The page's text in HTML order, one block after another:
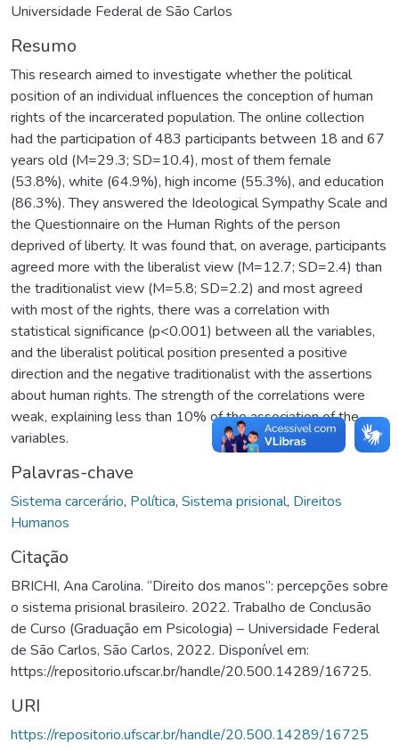
Universidade Federal de São Carlos
Resumo
This research aimed to investigate whether the political
position of an individual influences the conception of human
rights of the incarcerated population. The online collection
had the participation of 483 participants between 18 and 67
years old (M=29.3; SD=10.4), most of them female
(53.8%), white (64.9%), high income (55.3%), and education
(86.3%). They answered the Ideological Sympathy Scale and
the Questionnaire on the Human Rights of the person
deprived of liberty. It was found that, on average, participants
agreed more with the liberalist view (M=12.7; SD=2.4) than
the traditionalist view (M=5.8; SD=2.2) and most agreed
with most of the rights, there was a correlation with
statistical significance (p<0.001) between all the variables,
and the liberalist political position presented a positive
direction and the negative traditionalist with the assertions
about human rights. The strength of the correlations were
weak, explaining less than 10% of the association of the
variables.
Palavras-chave
Sistema carcerário, Política, Sistema prisional, Direitos
Humanos
Citação
BRICHI, Ana Carolina. “Direito dos manos”: percepções sobre
o sistema prisional brasileiro. 2022. Trabalho de Conclusão
de Curso (Graduação em Psicologia) – Universidade Federal
de São Carlos, São Carlos, 2022. Disponível em:
https://repositorio.ufscar.br/handle/20.500.14289/16725.
URI
https://repositorio.ufscar.br/handle/20.500.14289/16725